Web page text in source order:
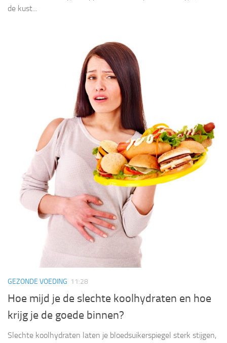
de kust...
GEZONDE VOEDING 11:28
Hoe mijd je de slechte koolhydraten en hoe
krijg je de goede binnen?
Slechte koolhydraten laten je bloedsuikerspiegel sterk stijgen,